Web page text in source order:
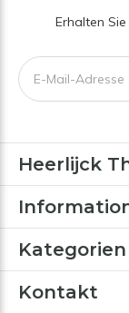
Erhalten
Heerlijck
Kategorien
Kontakt